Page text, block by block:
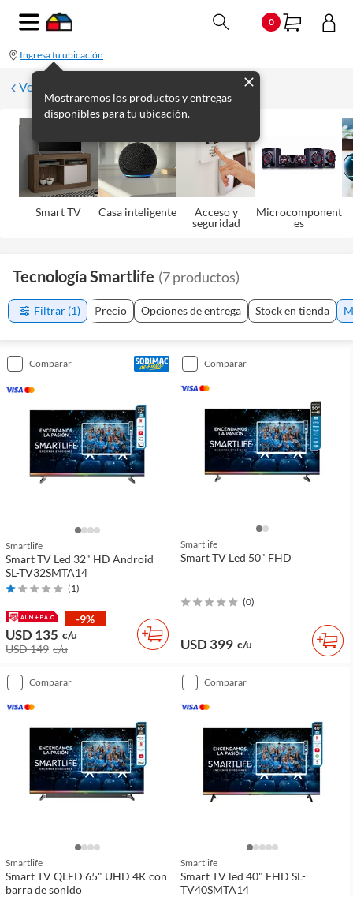
0
Ingresa tu ubicación
Mostraremos los productos y entregas
disponibles para tu ubicación.
Volver
Smart TV Casa inteligente
Acceso y
seguridad
Microcomponent
es
Tecnología Smartlife (7productos)
Filtrar (1) Precio Opciones de entrega Stock en tienda
comparar
Smartlife
Smart TV Led 32" HD Android
SL-TV32SMTA14
(1)
-9%
USD 135 c/u
USD 149 c/u
comparar
Smartlife
Smart TV Led 50" FHD
(0)
USD 399 c/u
comparar
Smartlife
Smart TV QLED 65" UHD 4K con
barra de sonido
comparar
Smartlife
Smart TV led 40" FHD SL-
TV40SMTA14